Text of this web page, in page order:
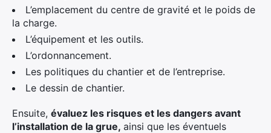
L’emplacement du centre de gravité et le poids de
la charge.
L’équipement et les outils.
L’ordonnancement.
Les politiques du chantier et de l’entreprise.
Le dessin de chantier.
Ensuite, évaluez les risques et les dangers avant
l’installation de la grue, ainsi que les éventuels